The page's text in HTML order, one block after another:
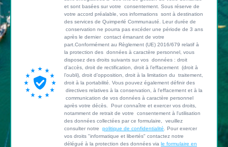
et sont basées sur votre consentement. Sous réserve de
votre accord préalable, vos informations sont à destination
des services de Quimperlé Communauté. Leur durée de
conservation ne pourra pas excéder une période de 3 ans
après le dernier contact émanant de votre
part.Conformément au Règlement (UE) 2016/679 relatif à
la protection des données à caractère personnel, vous
disposez des droits suivants sur vos données : droit
d’accès, droit de rectification, droit à l’effacement (droit à
l’oubli), droit d’opposition, droit à la limitation du traitement,
droit à la portabilité. Vous pouvez également définir des
directives relatives à la conservation, à l'effacement et à la
communication de vos données à caractère personnel
après votre décès. Pour connaître et exercer vos droits,
notamment de retrait de votre consentement à l'utilisation
des données collectées par ce formulaire, veuillez
consulter notre politique de confidentialité . Pour exercer
vos droits "informatique et libertés" contactez notre
délégué à la protection des données via le formulaire en